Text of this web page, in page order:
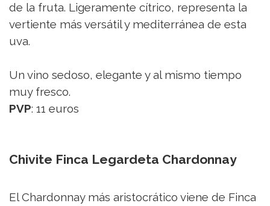
de la fruta. Ligeramente cítrico, representa la
vertiente más versátil y mediterránea de esta
uva.
Un vino sedoso, elegante y al mismo tiempo
muy fresco.
PVP: 11 euros
Chivite Finca Legardeta Chardonnay
El Chardonnay más aristocrático viene de Finca